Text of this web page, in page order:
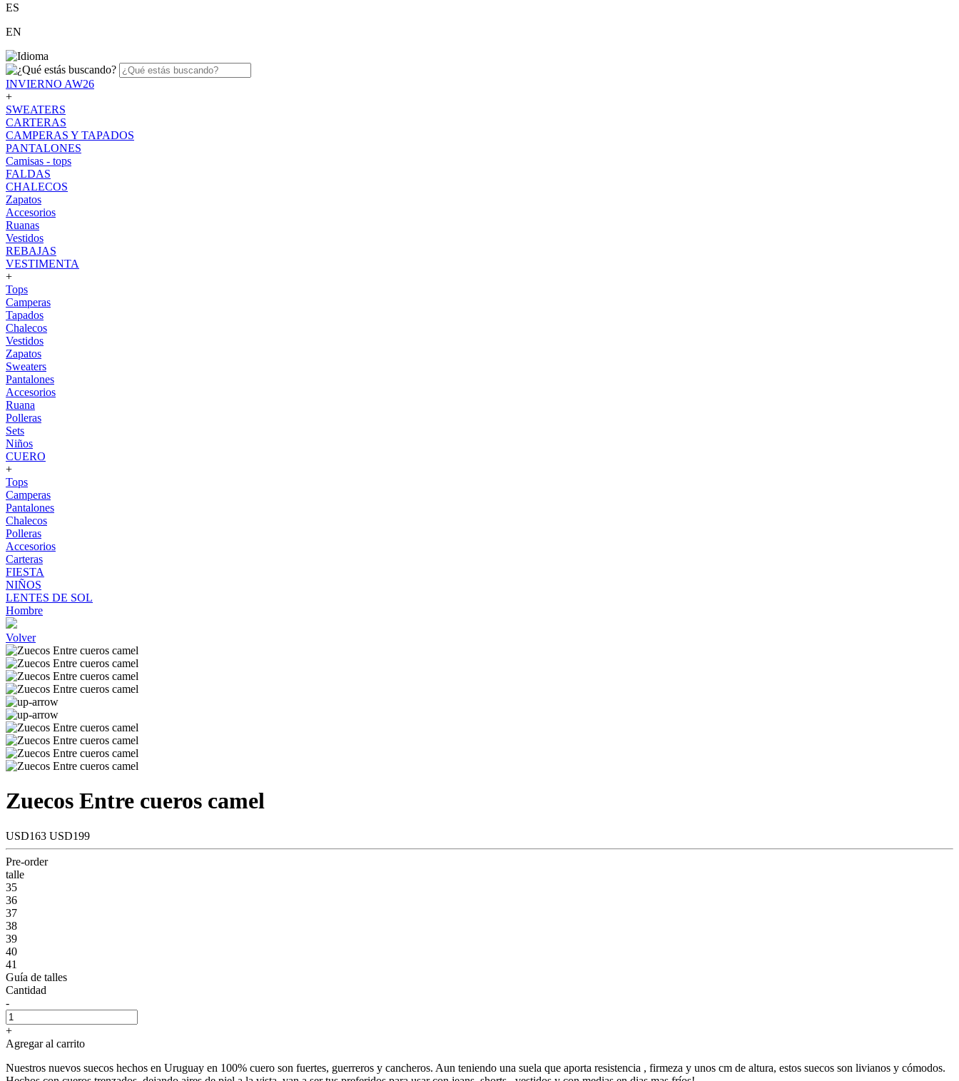
ES
EN
INVIERNO AW26
+
SWEATERS
CARTERAS
CAMPERAS Y TAPADOS
PANTALONES
Camisas - tops
FALDAS
CHALECOS
Zapatos
Accesorios
Ruanas
Vestidos
REBAJAS
VESTIMENTA
+
Tops
Camperas
Tapados
Chalecos
Vestidos
Zapatos
Sweaters
Pantalones
Accesorios
Ruana
Polleras
Sets
Niños
CUERO
+
Tops
Camperas
Pantalones
Chalecos
Polleras
Accesorios
Carteras
FIESTA
NIÑOS
LENTES DE SOL
Hombre
Volver
Zuecos Entre cueros camel
USD163 USD199
Pre-order
talle
35
36
37
38
39
40
41
Guía de talles
Cantidad
-
+
Agregar al carrito
Nuestros nuevos suecos hechos en Uruguay en 100% cuero son fuertes, guerreros y cancheros. Aun teniendo una suela que aporta resistencia , firmeza y unos cm de altura, estos suecos son livianos y cómodos.